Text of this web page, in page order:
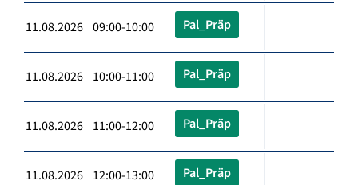
11.08.2026 09:00-10:00 Pal_Präp
11.08.2026 10:00-11:00 Pal_Präp
11.08.2026 11:00-12:00 Pal_Präp
11.08.2026 12:00-13:00 Pal_Präp